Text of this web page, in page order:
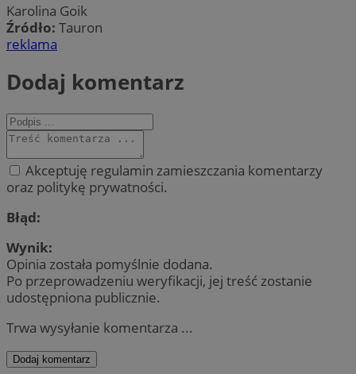
Karolina Goik
Źródło: Tauron
reklama
Dodaj komentarz
Akceptuję regulamin zamieszczania komentarzy
oraz politykę prywatności.
Błąd:
Wynik:
Opinia została pomyślnie dodana.
Po przeprowadzeniu weryfikacji, jej treść zostanie
udostępniona publicznie.
Trwa wysyłanie komentarza ...
Dodaj komentarz